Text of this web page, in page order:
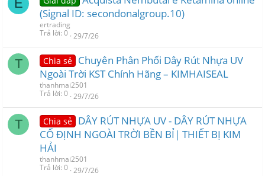
E
(Signal ID: secondonalgroup.10)
ertrading
Trả lời 0 29/7/26
T Chia sẻ Chuyên Phân Phối Dây Rút Nhựa UV
Ngoài Trời KST Chính Hãng – KIMHAISEAL
thanhmai2501
Trả lời 0 29/7/26
T Chia sẻ DÂY RÚT NHỰA UV - DÂY RÚT NHỰA
CỐ ĐỊNH NGOÀI TRỜI BỀN BỈ| THIẾT BỊ KIM
HẢI
thanhmai2501
Trả lời 0 29/7/26